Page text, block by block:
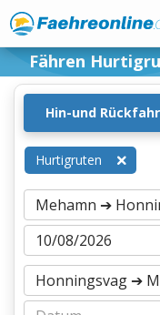
Fähren
Hin-und
Hurtigruten